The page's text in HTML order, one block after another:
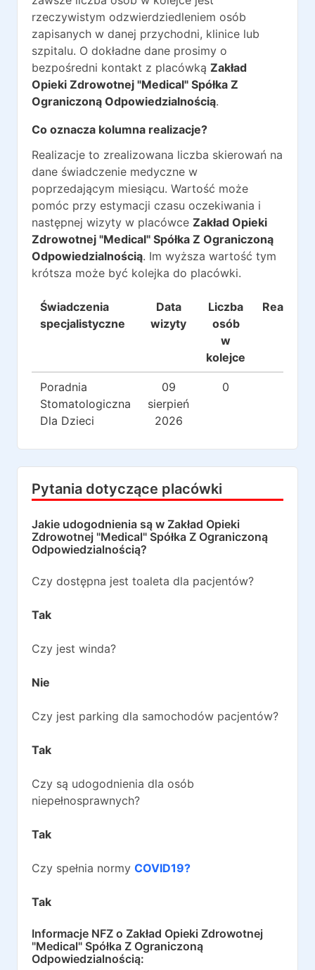
rzeczywistym odzwierdziedleniem osób
zapisanych w danej przychodni, klinice lub
szpitalu. O dokładne dane prosimy o
bezpośredni kontakt z placówką Zakład
Opieki Zdrowotnej "Medical" Spółka Z
Ograniczoną Odpowiedzialnością.
Co oznacza kolumna realizacje?
Realizacje to zrealizowana liczba skierowań na
dane świadczenie medyczne w
poprzedającym miesiącu. Wartość może
pomóc przy estymacji czasu oczekiwania i
następnej wizyty w placówce Zakład Opieki
Zdrowotnej "Medical" Spółka Z Ograniczoną
Odpowiedzialnością. Im wyższa wartość tym
krótsza może być kolejka do placówki.
Świadczenia
specjalistyczne
Data
wizyty
Liczba
osób
w
kolejce
Poradnia
Stomatologiczna
Dla Dzieci
09
sierpień
2026
0
Pytania dotyczące placówki
Jakie udogodnienia są w Zakład Opieki
Zdrowotnej "Medical" Spółka Z Ograniczoną
Odpowiedzialnością?
Czy dostępna jest toaleta dla pacjentów?
Tak
Czy jest winda?
Nie
Czy jest parking dla samochodów pacjentów?
Tak
Czy są udogodnienia dla osób
niepełnosprawnych?
Tak
Czy spełnia normy COVID19?
Tak
Informacje NFZ o Zakład Opieki Zdrowotnej
"Medical" Spółka Z Ograniczoną
Odpowiedzialnością: